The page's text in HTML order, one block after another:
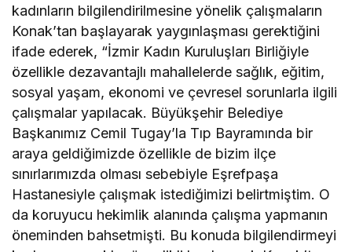
kadınların bilgilendirilmesine yönelik çalışmaların
Konak’tan başlayarak yaygınlaşması gerektiğini
ifade ederek, “İzmir Kadın Kuruluşları Birliğiyle
özellikle dezavantajlı mahallelerde sağlık, eğitim,
sosyal yaşam, ekonomi ve çevresel sorunlarla ilgili
çalışmalar yapılacak. Büyükşehir Belediye
Başkanımız Cemil Tugay’la Tıp Bayramında bir
araya geldiğimizde özellikle de bizim ilçe
sınırlarımızda olması sebebiyle Eşrefpaşa
Hastanesiyle çalışmak istediğimizi belirtmiştim. O
da koruyucu hekimlik alanında çalışma yapmanın
öneminden bahsetmişti. Bu konuda bilgilendirmeyi